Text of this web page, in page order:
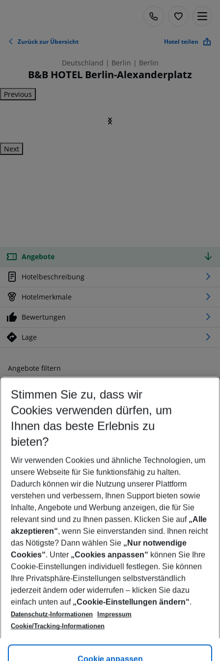
Zurück zur Übersicht Hotel teilen
Deutschland | Berlin | Berlin
B&B HOTEL Berlin-Alexanderplatz
Previous
Next
Angebote
Hotelbeschreibung
Hotelmerkmale
Bewertungen
Lage
Angebote filtern
Ändern Sie Ihre Kriterien nach Ihren Wünschen
Abflughafen wählen
Beliebiger Abflughafen
Reisezeitraum wählen
09.08.26– 07.08.27 5-8 Nächte
2 Erwachsene Keine Kinder
Mehr Filter anzeigen
Footer
Footer navigation
Über uns
AGB
Cookie-Einstellungen ändern
Cookie-Richtlinie
Datenschutz
Service & Hilfe
Barrierefreies Reisen
Check-in
Flugbeschränkungen
Folgen Sie uns
Stimmen Sie zu, dass wir
Cookies verwenden dürfen, um
Ihnen das beste Erlebnis zu
bieten?
Wir verwenden Cookies und ähnliche Technologien, um
unsere Webseite für Sie funktionsfähig zu halten.
Dadurch können wir die Nutzung unserer Plattform
verstehen und verbessern, Ihnen Support bieten sowie
Inhalte, Angebote und Werbung anzeigen, die für Sie
relevant sind und zu Ihnen passen. Klicken Sie auf „Alle
akzeptieren“, wenn Sie einverstanden sind. Ihnen reicht
das Nötigste? Dann wählen Sie „Nur notwendige
Cookies“. Unter „Cookies anpassen“ können Sie Ihre
Cookie-Einstellungen individuell festlegen. Sie können
Ihre Privatsphäre-Einstellungen selbstverständlich
jederzeit ändern oder widerrufen – klicken Sie dazu
einfach unten auf „Cookie-Einstellungen ändern“.
Datenschutz-Informationen
Impressum
Cookie/Tracking-Informationen
Cookie anpassen